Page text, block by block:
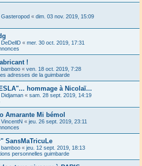
Gasteropod « dim. 03 nov. 2019, 15:09
DeDellD « mer. 30 oct. 2019, 17:31
!
bamboo « ven. 18 oct. 2019, 7:28
adresses de la guimbarde
hommage à Nicolaï...
Didjaman « sam. 28 sept. 2019, 14:19
Amarante Mi bémol
VincentN « jeu. 26 sept. 2019, 23:11
SansMaTricuLe
bamboo « jeu. 12 sept. 2019, 18:13
personnelles guimbarde